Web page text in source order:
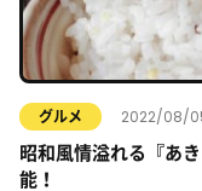
グルメ 2022/08/
昭和風情溢れる『あ
能！